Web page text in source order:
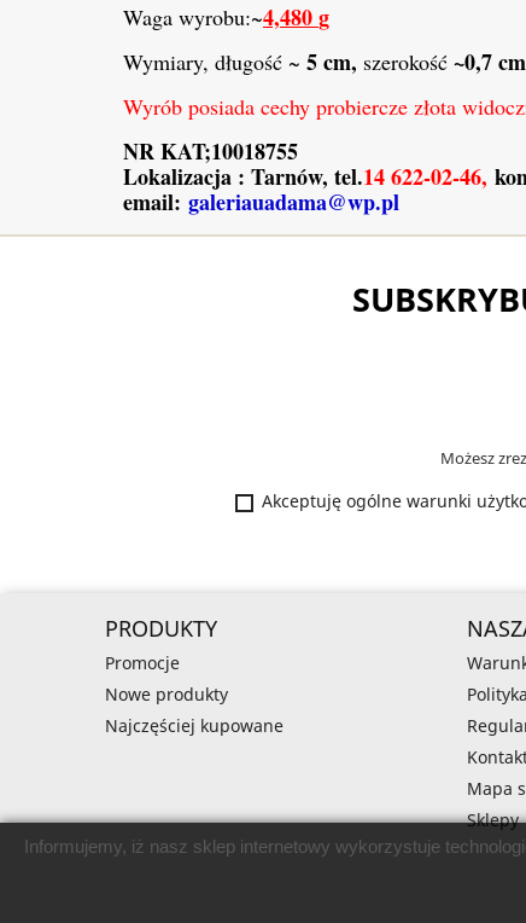
Waga wyrobu:~4,480g
Wymiary, długość ~ 5cm, szerokość ~0,7
Wyrób posiada cechy probiercze złota
NR KAT;10018755
Lokalizacja : Tarnów, tel.14 622-02-46,
email: galeriauadama@wp.pl
Możesz
Akceptuję ogólne warunki
PRODUKTY
Promocje
Nowe produkty
Najczęściej kupowane
Mapa
Sklepy
Informujemy, iż nasz sklep internetowy wykorzystuje